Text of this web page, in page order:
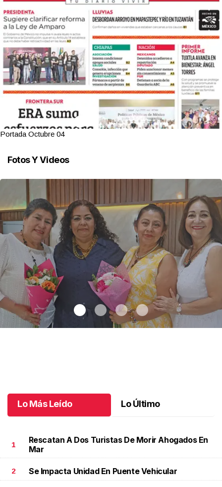
Portada Octubre 03
Fotos Y Videos
Lo Más Leído Lo Último
1
Rescatan A Dos Turistas De Morir Ahogados En
Mar
2 Se Impacta Unidad En Puente Vehicular